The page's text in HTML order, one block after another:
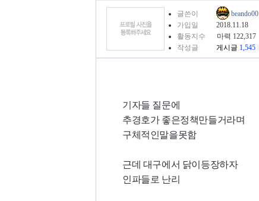
글쓴이
beando00
가입일
2018.11.18
활동지수
마력 122,317
작성글
게시글 1,545
기자들 질문에
추경호가 좋은정책만들거라며
구체적인말을못함
근데 대구에서 닭이등장하자
인파들로 난리